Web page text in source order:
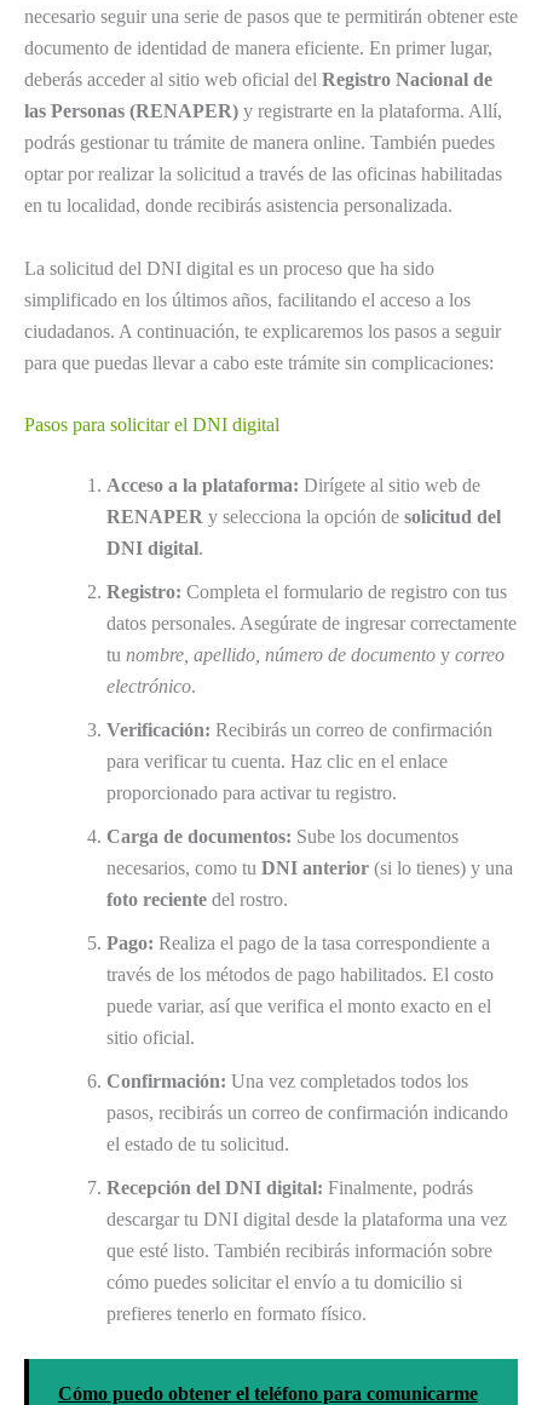
necesario seguir una serie de pasos que te permitirán obtener este
documento de identidad de manera eficiente. En primer lugar,
deberás acceder al sitio web oficial del Registro Nacional de
las Personas (RENAPER) y registrarte en la plataforma. Allí,
podrás gestionar tu trámite de manera online. También puedes
optar por realizar la solicitud a través de las oficinas habilitadas
en tu localidad, donde recibirás asistencia personalizada.
La solicitud del DNI digital es un proceso que ha sido
simplificado en los últimos años, facilitando el acceso a los
ciudadanos. A continuación, te explicaremos los pasos a seguir
para que puedas llevar a cabo este trámite sin complicaciones:
Pasos para solicitar el DNI digital
Acceso a la plataforma: Dirígete al sitio web de
RENAPER y selecciona la opción de solicitud del
DNI digital.
Registro: Completa el formulario de registro con tus
datos personales. Asegúrate de ingresar correctamente
tu nombre, apellido, número de documento y correo
electrónico.
Verificación: Recibirás un correo de confirmación
para verificar tu cuenta. Haz clic en el enlace
proporcionado para activar tu registro.
Carga de documentos: Sube los documentos
necesarios, como tu DNI anterior (si lo tienes) y una
foto reciente del rostro.
Pago: Realiza el pago de la tasa correspondiente a
través de los métodos de pago habilitados. El costo
puede variar, así que verifica el monto exacto en el
sitio oficial.
Confirmación: Una vez completados todos los
pasos, recibirás un correo de confirmación indicando
el estado de tu solicitud.
Recepción del DNI digital: Finalmente, podrás
descargar tu DNI digital desde la plataforma una vez
que esté listo. También recibirás información sobre
cómo puedes solicitar el envío a tu domicilio si
prefieres tenerlo en formato físico.
Cómo puedo obtener el teléfono para comunicarme